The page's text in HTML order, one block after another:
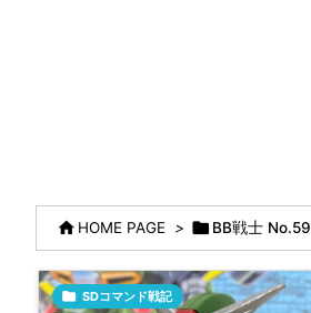
 HOME PAGE > BB戦士 No.59
 SDコマンド戦記